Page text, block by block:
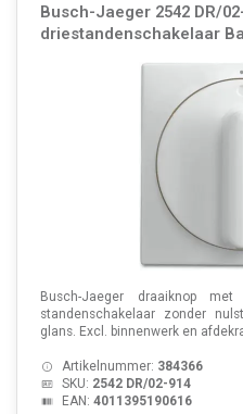
Busch-Jaeger 2542 DR/
driestandenschakelaar
Busch-Jaeger draaiknop
standenschakelaar zonder
glans. Excl. binnenwerk en
Artikelnummer: 384366
SKU: 2542 DR/02-914
EAN: 4011395190616